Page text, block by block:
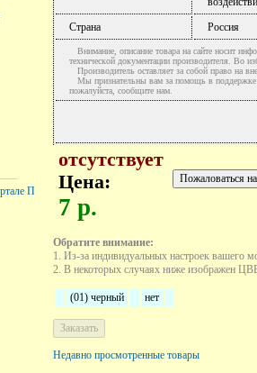
Страна
Россия
Внимание, описание товара на сайте носит
технической документации производителя. Во
Производитель оставляет за собой право на
Мы признательны вам за помощь в поддержке
пожалуйста, сообщите нам.
отсутствует
Цена:
7 р.
Обратите внимание:
1. Из-за индивидуальных настроек вашего
2. В некоторых случаях ниже изображен
(01) черный нет
Недавно просмотренные товары